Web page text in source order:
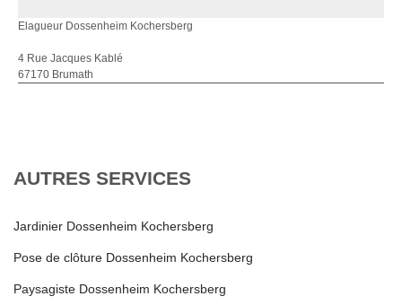
Elagueur Dossenheim Kochersberg
4 Rue Jacques Kablé
67170 Brumath
AUTRES SERVICES
Jardinier Dossenheim Kochersberg
Pose de clôture Dossenheim Kochersberg
Paysagiste Dossenheim Kochersberg